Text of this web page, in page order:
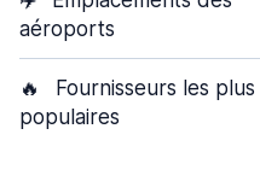
aéroports
🔥
Fournisseurs les plus
populaires